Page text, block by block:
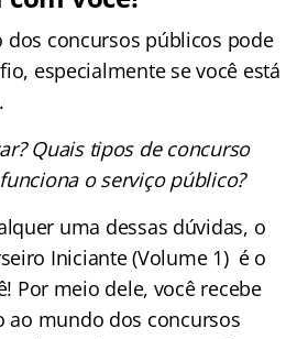
dos concursos públicos pode
especialmente se você está
Quais tipos de concurso
o serviço público?
uma dessas dúvidas, o
Iniciante (Volume 1) é o
Por meio dele, você recebe
ao mundo dos concursos